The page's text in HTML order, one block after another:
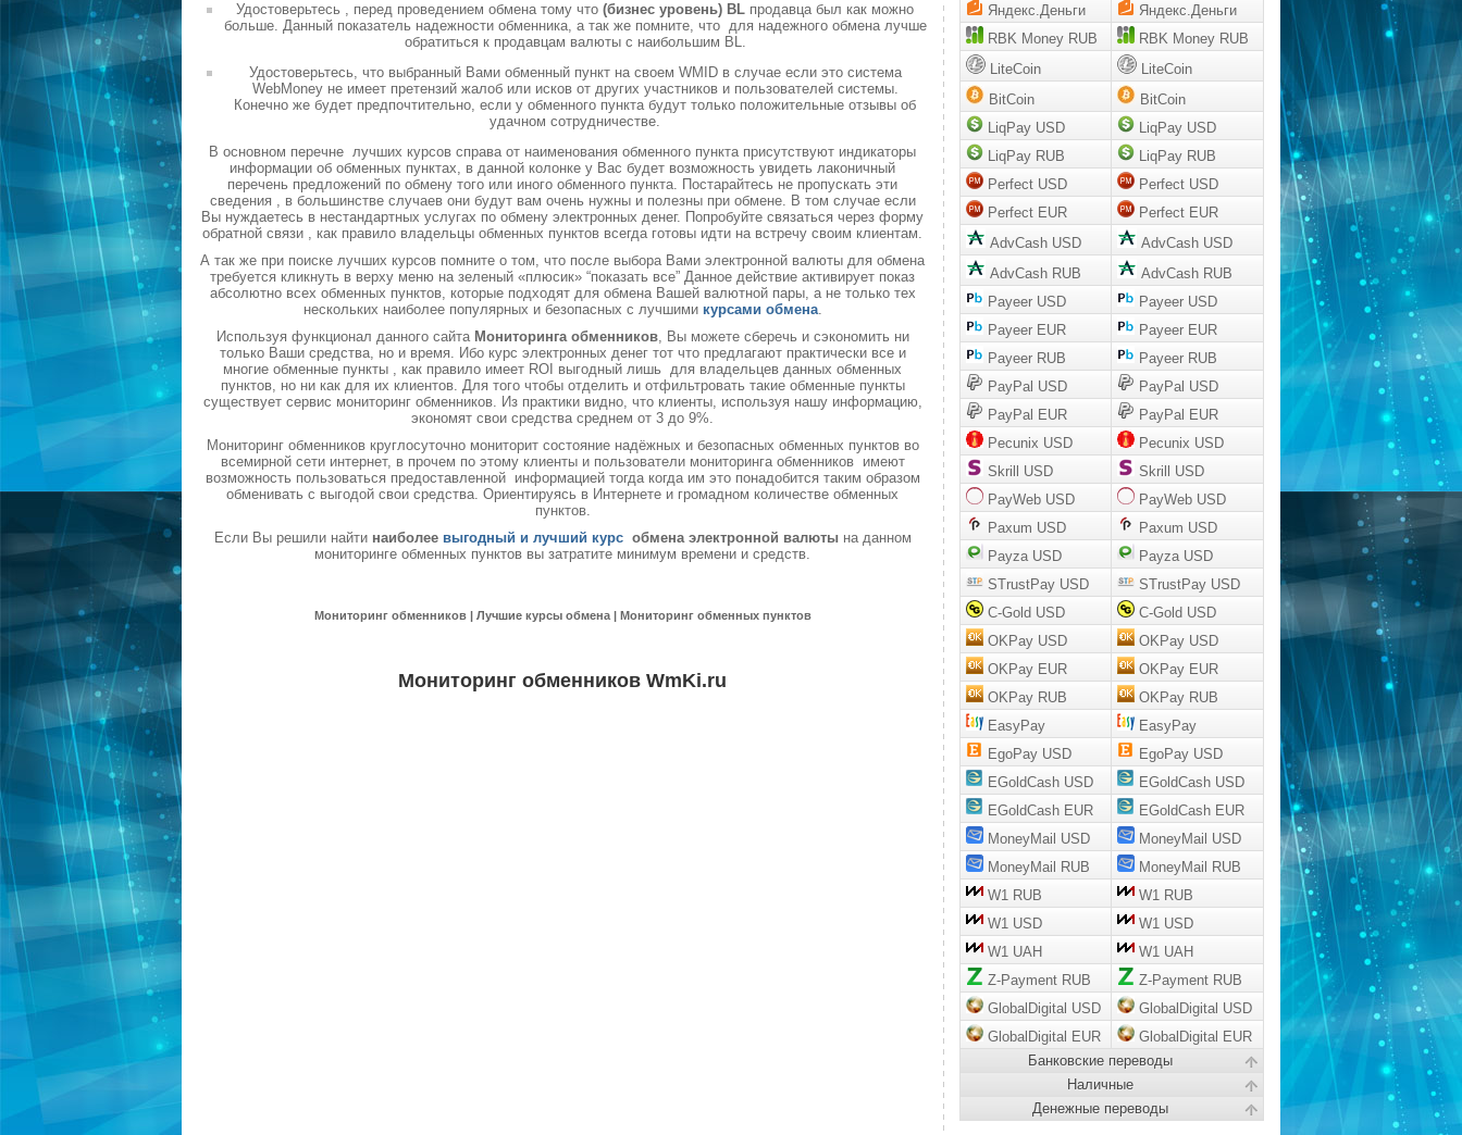
Удостоверьтесь , перед проведением обмена тому что (бизнес уровень) BL продавца был как можно
больше. Данный показатель надежности обменника, а так же помните, что для надежного обмена лучше
обратиться к продавцам валюты с наибольшим BL.
Удостоверьтесь, что выбранный Вами обменный пункт на своем WMID в случае если это система
WebMoney не имеет претензий жалоб или исков от других участников и пользователей системы.
Конечно же будет предпочтительно, если у обменного пункта будут только положительные отзывы об
удачном сотрудничестве.
В основном перечне лучших курсов справа от наименования обменного пункта присутствуют индикаторы
информации об обменных пунктах, в данной колонке у Вас будет возможность увидеть лаконичный
перечень предложений по обмену того или иного обменного пункта. Постарайтесь не пропускать эти
сведения , в большинстве случаев они будут вам очень нужны и полезны при обмене. В том случае если
Вы нуждаетесь в нестандартных услугах по обмену электронных денег. Попробуйте связаться через форму
обратной связи , как правило владельцы обменных пунктов всегда готовы идти на встречу своим клиентам.
А так же при поиске лучших курсов помните о том, что после выбора Вами электронной валюты для обмена
требуется кликнуть в верху меню на зеленый «плюсик» “показать все” Данное действие активирует показ
абсолютно всех обменных пунктов, которые подходят для обмена Вашей валютной пары, а не только тех
нескольких наиболее популярных и безопасных с лучшими курсами обмена.
Используя функционал данного сайта Мониторинга обменников, Вы можете сберечь и сэкономить ни
только Ваши средства, но и время. Ибо курс электронных денег тот что предлагают практически все и
многие обменные пункты , как правило имеет ROI выгодный лишь для владельцев данных обменных
пунктов, но ни как для их клиентов. Для того чтобы отделить и отфильтровать такие обменные пункты
существует сервис мониторинг обменников. Из практики видно, что клиенты, используя нашу информацию,
экономят свои средства среднем от 3 до 9%.
Мониторинг обменников круглосуточно мониторит состояние надёжных и безопасных обменных пунктов во
всемирной сети интернет, в прочем по этому клиенты и пользователи мониторинга обменников имеют
возможность пользоваться предоставленной информацией тогда когда им это понадобится таким образом
обменивать с выгодой свои средства. Ориентируясь в Интернете и громадном количестве обменных
пунктов.
Если Вы решили найти наиболее выгодный и лучший курс обмена электронной валюты на данном
мониторинге обменных пунктов вы затратите минимум времени и средств.
Мониторинг обменников | Лучшие курсы обмена | Мониторинг обменных пунктов
Мониторинг обменников WmKi.ru
Яндекс.Деньги
Яндекс.Деньги
RBK Money RUB
RBK Money RUB
LiteCoin
LiteCoin
BitCoin
BitCoin
LiqPay USD
LiqPay USD
LiqPay RUB
LiqPay RUB
Perfect USD
Perfect USD
Perfect EUR
Perfect EUR
AdvCash USD
AdvCash USD
AdvCash RUB
AdvCash RUB
Payeer USD
Payeer USD
Payeer EUR
Payeer EUR
Payeer RUB
Payeer RUB
PayPal USD
PayPal USD
PayPal EUR
PayPal EUR
Pecunix USD
Pecunix USD
Skrill USD
Skrill USD
PayWeb USD
PayWeb USD
Paxum USD
Paxum USD
Payza USD
Payza USD
STrustPay USD
STrustPay USD
C-Gold USD
C-Gold USD
OKPay USD
OKPay USD
OKPay EUR
OKPay EUR
OKPay RUB
OKPay RUB
EasyPay
EasyPay
EgoPay USD
EgoPay USD
EGoldCash USD
EGoldCash USD
EGoldCash EUR
EGoldCash EUR
MoneyMail USD
MoneyMail USD
MoneyMail RUB
MoneyMail RUB
W1 RUB
W1 RUB
W1 USD
W1 USD
W1 UAH
W1 UAH
Z-Payment RUB
Z-Payment RUB
GlobalDigital USD
GlobalDigital USD
GlobalDigital EUR
GlobalDigital EUR
Банковские переводы
Наличные
Денежные переводы